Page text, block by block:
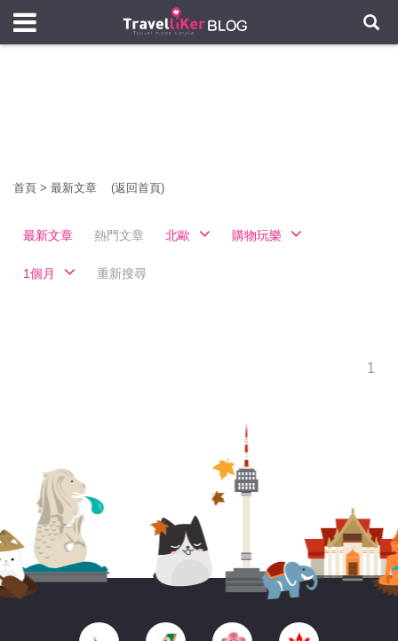
首頁 > 最新文章 (返回首頁)
最新文章 熱門文章 北歐 購物玩樂
1個月 重新搜尋
1